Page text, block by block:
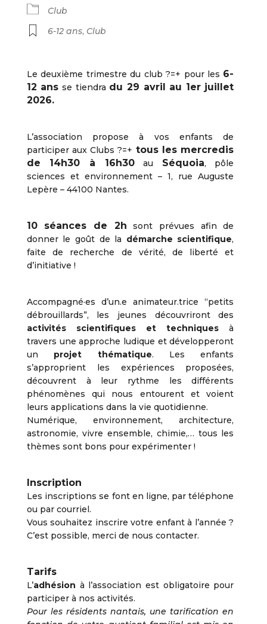
Club
6-12 ans, Club
Le deuxième trimestre du club ?=+ pour les 6-
12 ans se tiendra du 29 avril au 1er juillet
2026.
L’association propose à vos enfants de
participer aux Clubs ?=+ tous les mercredis
de 14h30 à 16h30au Séquoia, pôle
sciences et environnement – 1, rue Auguste
Lepère – 44100 Nantes.
10 séances de 2h sont prévues afin de
donner le goût de la démarche scientifique,
faite de recherche de vérité, de liberté et
d’initiative !
Accompagné·es d’un.e animateur.trice “petits
débrouillards”, les jeunes découvriront des
activités scientifiques et techniques à
travers une approche ludique et développeront
un projet thématique. Les enfants
s’approprient les expériences proposées,
découvrent à leur rythme les différents
phénomènes qui nous entourent et voient
leurs applications dans la vie quotidienne.
Numérique, environnement, architecture,
astronomie, vivre ensemble, chimie,… tous les
thèmes sont bons pour expérimenter !
Inscription
Les inscriptions se font en ligne, par téléphone
ou par courriel.
Vous souhaitez inscrire votre enfant à l’année ?
C’est possible, merci de nous contacter.
Tarifs
L’adhésion à l’association est obligatoire pour
participer à nos activités.
Pour les résidents nantais, une tarification en